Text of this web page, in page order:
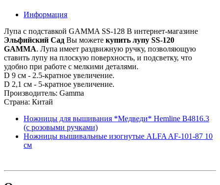
Информация
Лупа с подставкой GAMMA SS-128 В интернет-магазине
Эльфийский Сад Вы можете купить лупу SS-120
GAMMA. Лупа имеет раздвижную ручку, позволяющую
ставить лупу на плоскую поверхность, и подсветку, что
удобно при работе с мелкими деталями.
D 9 см - 2.5-кратное увеличение.
D 2,1 см - 5-кратное увеличение.
Производитель: Gamma
Страна: Китай
Ножницы для вышивания *Медведи* Hemline B4816.3
(с розовыми ручками)
Ножницы вышивальные изогнутые ALFA AF-101-87 10
см